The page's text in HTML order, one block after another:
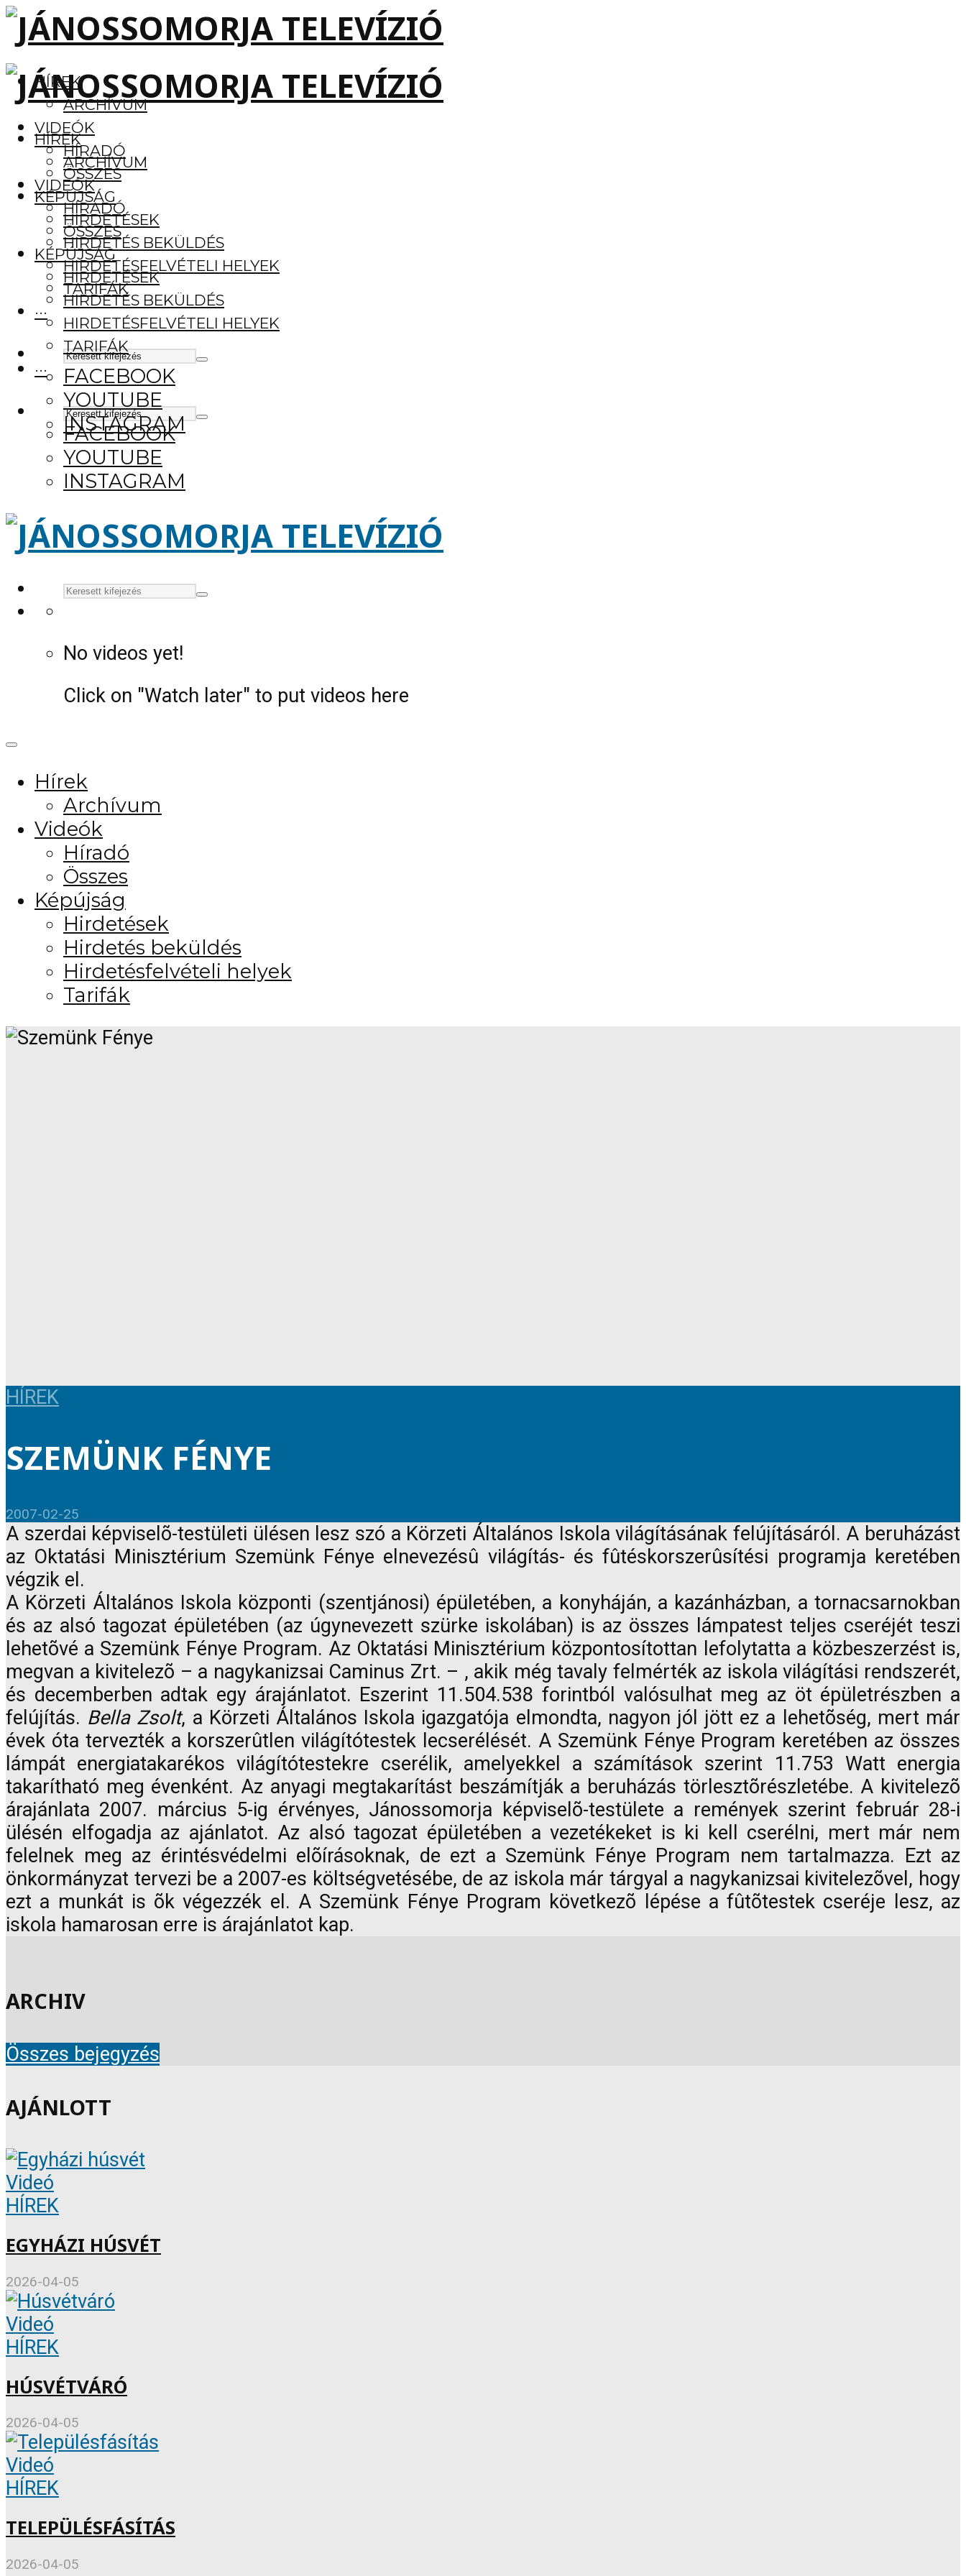
HÍREK
ARCHÍVUM
VIDEÓK
HÍRADÓ
ÖSSZES
KÉPÚJSÁG
HIRDETÉSEK
HIRDETÉS BEKÜLDÉS
HIRDETÉSFELVÉTELI HELYEK
TARIFÁK
···
FACEBOOK
YOUTUBE
INSTAGRAM
HÍREK
ARCHÍVUM
VIDEÓK
HÍRADÓ
ÖSSZES
KÉPÚJSÁG
HIRDETÉSEK
HIRDETÉS BEKÜLDÉS
HIRDETÉSFELVÉTELI HELYEK
TARIFÁK
···
FACEBOOK
YOUTUBE
INSTAGRAM
No videos yet!
Click on "Watch later" to put videos here
Hírek
Archívum
Videók
Híradó
Összes
Képújság
Hirdetések
Hirdetés beküldés
Hirdetésfelvételi helyek
Tarifák
HÍREK
SZEMÜNK FÉNYE
2007-02-25
A szerdai képviselõ-testületi ülésen lesz szó a Körzeti Általános Iskola világításának felújításáról. A beruházást
az Oktatási Minisztérium Szemünk Fénye elnevezésû világítás- és fûtéskorszerûsítési programja keretében
végzik el.
A Körzeti Általános Iskola központi (szentjánosi) épületében, a konyháján, a kazánházban, a tornacsarnokban
és az alsó tagozat épületében (az úgynevezett szürke iskolában) is az összes lámpatest teljes cseréjét teszi
lehetõvé a Szemünk Fénye Program. Az Oktatási Minisztérium központosítottan lefolytatta a közbeszerzést is,
megvan a kivitelezõ – a nagykanizsai Caminus Zrt. – , akik még tavaly felmérték az iskola világítási rendszerét,
és decemberben adtak egy árajánlatot. Eszerint 11.504.538 forintból valósulhat meg az öt épületrészben a
felújítás. Bella Zsolt, a Körzeti Általános Iskola igazgatója elmondta, nagyon jól jött ez a lehetõség, mert már
évek óta tervezték a korszerûtlen világítótestek lecserélését. A Szemünk Fénye Program keretében az összes
lámpát energiatakarékos világítótestekre cserélik, amelyekkel a számítások szerint 11.753 Watt energia
takarítható meg évenként. Az anyagi megtakarítást beszámítják a beruházás törlesztõrészletébe. A kivitelezõ
árajánlata 2007. március 5-ig érvényes, Jánossomorja képviselõ-testülete a remények szerint február 28-i
ülésén elfogadja az ajánlatot. Az alsó tagozat épületében a vezetékeket is ki kell cserélni, mert már nem
felelnek meg az érintésvédelmi elõírásoknak, de ezt a Szemünk Fénye Program nem tartalmazza. Ezt az
önkormányzat tervezi be a 2007-es költségvetésébe, de az iskola már tárgyal a nagykanizsai kivitelezõvel, hogy
ezt a munkát is õk végezzék el. A Szemünk Fénye Program következõ lépése a fûtõtestek cseréje lesz, az
iskola hamarosan erre is árajánlatot kap.
ARCHIV
Összes bejegyzés
AJÁNLOTT
Videó
HÍREK
EGYHÁZI HÚSVÉT
2026-04-05
Videó
HÍREK
HÚSVÉTVÁRÓ
2026-04-05
Videó
HÍREK
TELEPÜLÉSFÁSÍTÁS
2026-04-05